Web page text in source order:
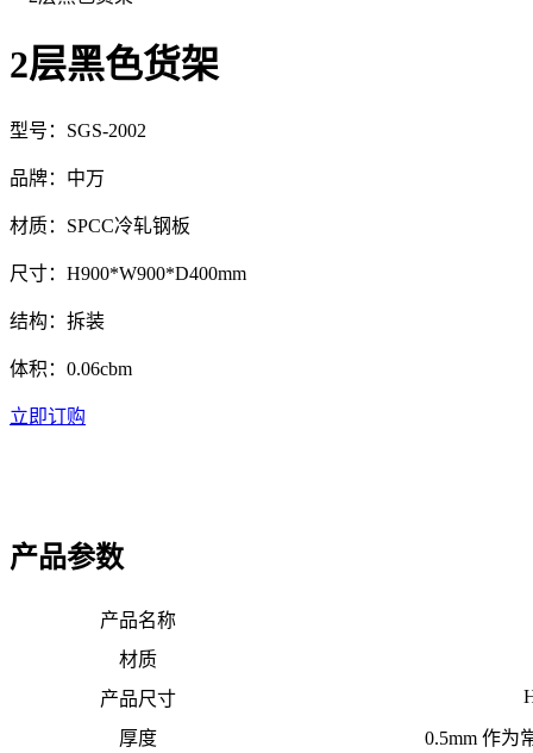
2层黑色货架
型号：SGS-2002
品牌：中万
材质：SPCC冷轧钢板
尺寸：H900*W900*D400mm
结构：拆装
体积：0.06cbm
立即订购
产品参数
产品名称
材质
产品尺寸
厚度
0.5mm 作为